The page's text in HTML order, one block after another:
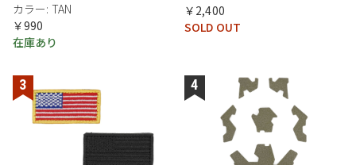
カラー: TAN
￥990
在庫あり
￥2,400
SOLD OUT